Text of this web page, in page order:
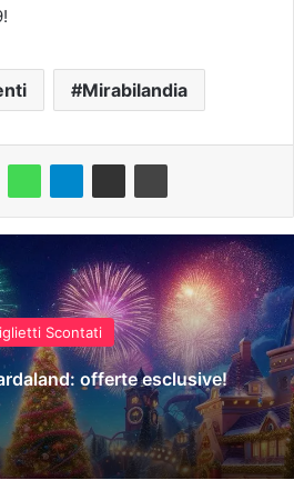
Mirabilandia
Scontati
offerte esclusive!